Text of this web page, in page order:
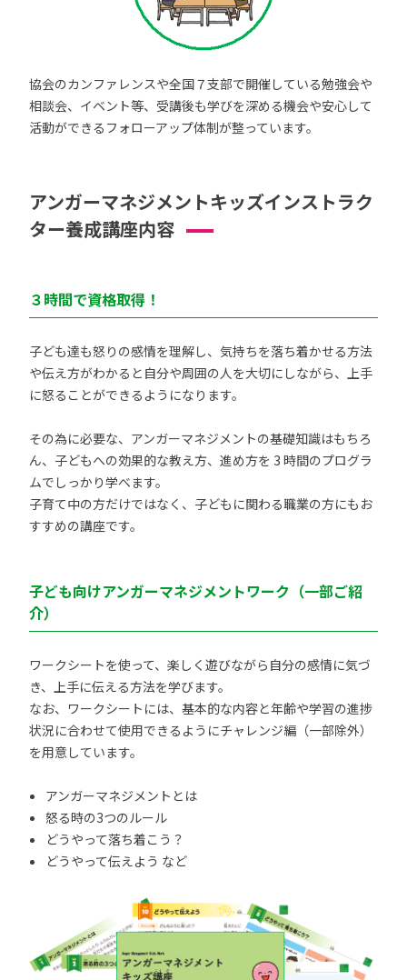
協会のカンファレンスや全国７支部で開催している勉強会や
相談会、イベント等、受講後も学びを深める機会や安心して
活動ができるフォローアップ体制が整っています。
アンガーマネジメントキッズインストラク
ター養成講座内容
３時間で資格取得！
子ども達も怒りの感情を理解し、気持ちを落ち着かせる方法
や伝え方がわかると自分や周囲の人を大切にしながら、上手
に怒ることができるようになります。
その為に必要な、アンガーマネジメントの基礎知識はもちろ
ん、子どもへの効果的な教え方、進め方を 3 時間のプログラ
ムでしっかり学べます。
子育て中の方だけではなく、子どもに関わる職業の方にもお
すすめの講座です。
子ども向けアンガーマネジメントワーク（一部ご紹
介）
ワークシートを使って、楽しく遊びながら自分の感情に気づ
き、上手に伝える方法を学びます。
なお、ワークシートには、基本的な内容と年齢や学習の進捗
状況に合わせて使用できるようにチャレンジ編（一部除外）
を用意しています。
アンガーマネジメントとは
怒る時の3つのルール
どうやって落ち着こう？
どうやって伝えよう など